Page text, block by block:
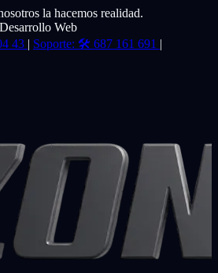
la hacemos realidad.
Web
43 | Soporte: 🛠️ 687 161 691 |